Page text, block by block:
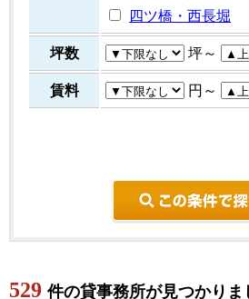
四ツ橋・西長堀
坪数 坪～
賃料 円～
529 件の貸事務所が見つかりま